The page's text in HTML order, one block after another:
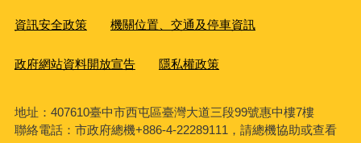
資訊安全政策 機關位置、交通及停車資訊
政府網站資料開放宣告 隱私權政策
地址：407610臺中市西屯區臺灣大道三段99號惠中樓7樓
聯絡電話：市政府總機+886-4-22289111，請總機協助或查看